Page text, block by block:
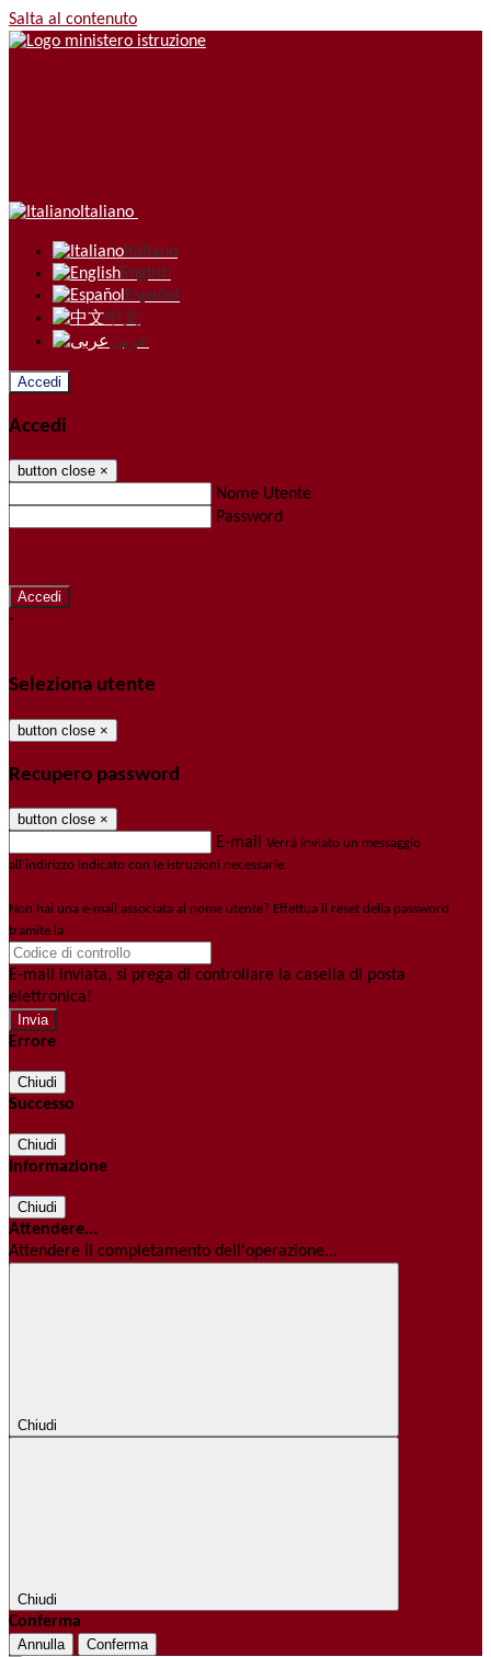
Salta al contenuto
Italiano
Italiano
English
Español
中文
عربى
Accedi
Accedi
button close ×
Nome Utente
Password
-
Seleziona utente
button close ×
Recupero password
button close ×
E-mail Verrà inviato un messaggio
all'indirizzo indicato con le istruzioni necessarie.
Non hai una e-mail associata al nome utente? Effettua il reset della password
tramite la
E-mail inviata, si prega di controllare la casella di posta
elettronica!
Errore
Chiudi
Successo
Chiudi
Informazione
Chiudi
Attendere...
Attendere il completamento dell'operazione...
Chiudi
Chiudi
Conferma
Annulla Conferma